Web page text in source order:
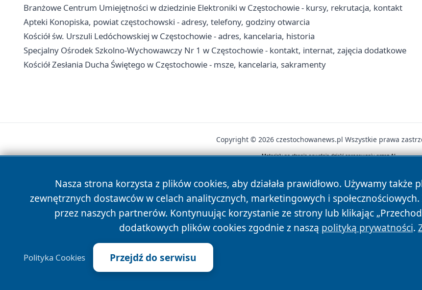
Branżowe Centrum Umiejętności w dziedzinie Elektroniki w Częstochowie - kursy, rekrutacja, kontakt
Apteki Konopiska, powiat częstochowski - adresy, telefony, godziny otwarcia
Kościół św. Urszuli Ledóchowskiej w Częstochowie - adres, kancelaria, historia
Specjalny Ośrodek Szkolno-Wychowawczy Nr 1 w Częstochowie - kontakt, internat, zajęcia dodatkowe
Kościół Zesłania Ducha Świętego w Częstochowie - msze, kancelaria, sakramenty
Nasza strona korzysta z plików cookies, aby działała prawidłowo. Używamy
zewnętrznych dostawców w celach analitycznych, marketingowych i
przez naszych partnerów. Kontynuując korzystanie ze strony lub klikając
dodatkowych plików cookies zgodnie z naszą polityką prywatności.
Polityka Cookies Przejdź do serwisu
Copyright © 2026 czestochowanews.pl Wszystkie prawa